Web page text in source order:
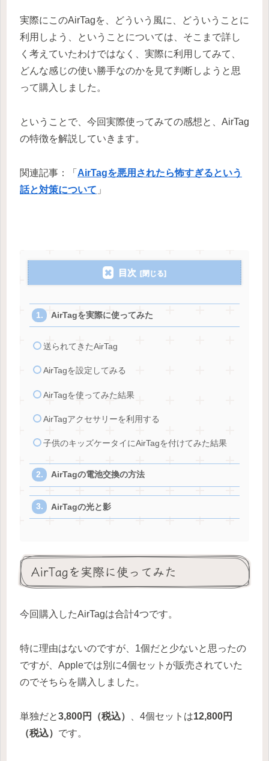
実際にこのAirTagを、どういう風に、どういうことに
利用しよう、ということについては、そこまで詳し
く考えていたわけではなく、実際に利用してみて、
どんな感じの使い勝手なのかを見て判断しようと思
って購入しました。
ということで、今回実際使ってみての感想と、AirTag
の特徴を解説していきます。
関連記事：「 AirTagを悪用されたら怖すぎるという
話と対策について 」
目次
AirTagを実際に使ってみた
送られてきたAirTag
AirTagを設定してみる
AirTagを使ってみた結果
AirTagアクセサリーを利用する
子供のキッズケータイにAirTagを付けてみた結果
AirTagの電池交換の方法
AirTagの光と影
AirTagを実際に使ってみた
今回購入したAirTagは合計4つです。
特に理由はないのですが、1個だと少ないと思ったの
ですが、Appleでは別に4個セットが販売されていた
のでそちらを購入しました。
単独だと3,800円（税込） 、4個セットは12,800円
（税込） です。